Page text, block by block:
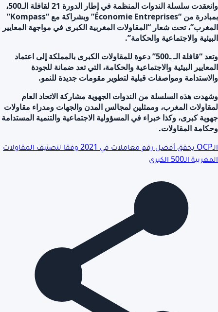
وانعقدت سلسلة الندوات المنظمة في إطار الدورة 21 لقافلة الـ500،
بمبادرة من “Économie Entreprises” وبشراكة مع “Kompass”
المغرب”، تحت شعار “المقاولات المغربية الكبرى في مواجهة المعايير
البيئية والاجتماعية والحكامة”.
وتعد “قافلة الـ ـ500” دعوة للمقاولات الكبرى بالمملكة إلى اعتماد
المعايير البيئية والاجتماعية والحكامة، التي تعد ضمانة للجودة
والاستدامة ومواصفات قبلية لتطوير مقومات جديدة للنمو.
وشهدت هذه السلسلة من الندوات الجهوية مشاركة الاتحاد العام
لمقاولات المغرب، وممثلين لمجالس المدن والجهات ومدراء مقاولات
جهوية كبرى، وكذا خبراء في المسؤولية الاجتماعية والتنمية المستدامة
وحكامة المقاولات.
الـOCP يحقق أفضل رقم معاملات في 2021 وفقا لتصنيف المقاولات
المغربية الـ500 الكبرى